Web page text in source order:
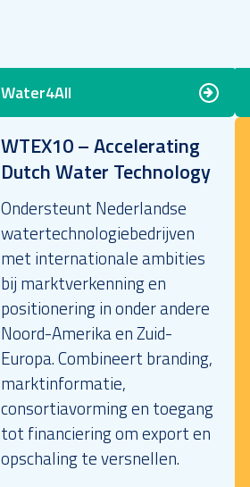
Water4All
WTEX10 – Accelerating
Dutch Water Technology
Ondersteunt Nederlandse
watertechnologiebedrijven
met internationale ambities
bij marktverkenning en
positionering in onder andere
Noord-Amerika en Zuid-
Europa. Combineert branding,
marktinformatie,
consortiavorming en toegang
tot financiering om export en
opschaling te versnellen.